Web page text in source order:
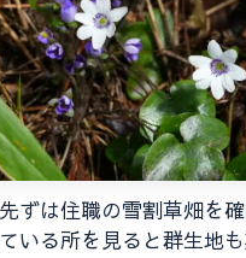
先ずは住職の雪割草畑を
いる所を見ると群生地